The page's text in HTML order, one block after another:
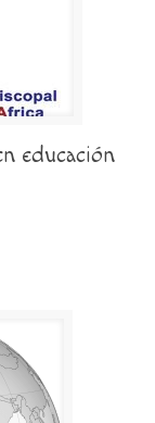
educación